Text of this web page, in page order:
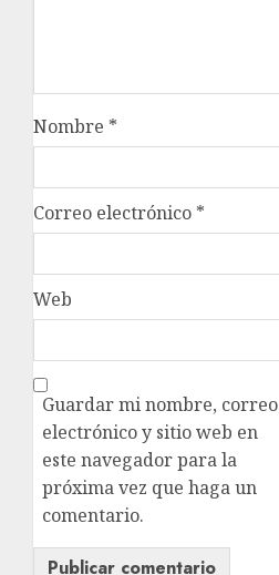
Nombre *
Correo electrónico *
Web
Guardar mi nombre, correo
electrónico y sitio web en
este navegador para la
próxima vez que haga un
comentario.